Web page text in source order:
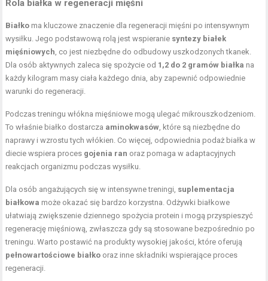
Rola białka w regeneracji mięśni
Białko ma kluczowe znaczenie dla regeneracji mięśni po intensywnym
wysiłku. Jego podstawową rolą jest wspieranie syntezy białek
mięśniowych, co jest niezbędne do odbudowy uszkodzonych tkanek.
Dla osób aktywnych zaleca się spożycie od 1,2 do 2 gramów białka na
każdy kilogram masy ciała każdego dnia, aby zapewnić odpowiednie
warunki do regeneracji.
Podczas treningu włókna mięśniowe mogą ulegać mikrouszkodzeniom.
To właśnie białko dostarcza aminokwasów, które są niezbędne do
naprawy i wzrostu tych włókien. Co więcej, odpowiednia podaż białka w
diecie wspiera proces gojenia ran oraz pomaga w adaptacyjnych
reakcjach organizmu podczas wysiłku.
Dla osób angażujących się w intensywne treningi, suplementacja
białkowa może okazać się bardzo korzystna. Odżywki białkowe
ułatwiają zwiększenie dziennego spożycia protein i mogą przyspieszyć
regenerację mięśniową, zwłaszcza gdy są stosowane bezpośrednio po
treningu. Warto postawić na produkty wysokiej jakości, które oferują
pełnowartościowe białko oraz inne składniki wspierające proces
regeneracji.